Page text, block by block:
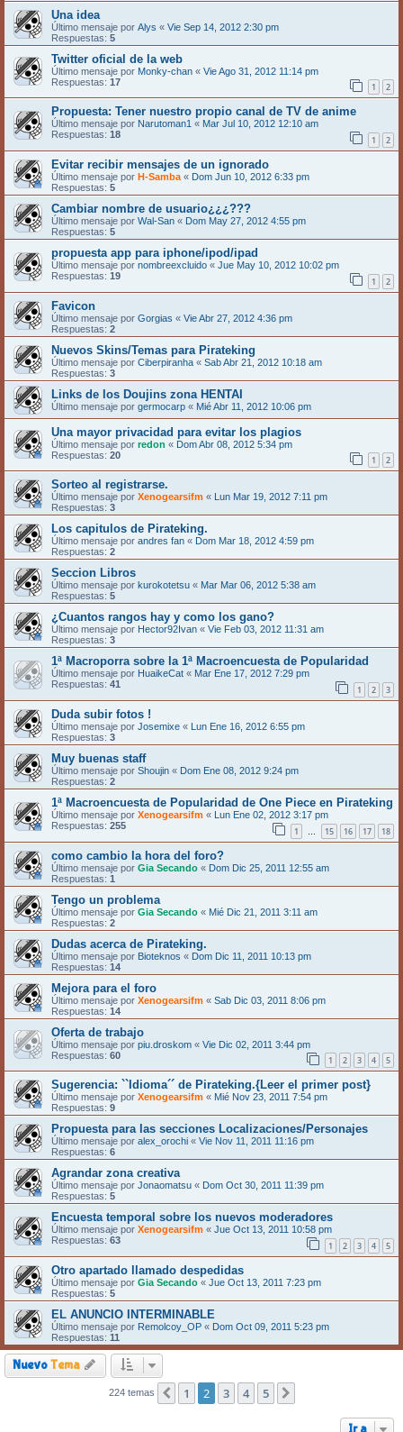
Una idea
Último mensaje por Alys « Vie Sep 14, 2012 2:30 pm
Respuestas: 5
Twitter oficial de la web
Último mensaje por Monky-chan « Vie Ago 31, 2012 11:14 pm
Respuestas: 17 1 2
Propuesta: Tener nuestro propio canal de TV de anime
Último mensaje por Narutoman1 « Mar Jul 10, 2012 12:10 am
Respuestas: 18 1 2
Evitar recibir mensajes de un ignorado
Último mensaje por H-Samba « Dom Jun 10, 2012 6:33 pm
Respuestas: 5
Cambiar nombre de usuario¿¿¿???
Último mensaje por Wal-San « Dom May 27, 2012 4:55 pm
Respuestas: 5
propuesta app para iphone/ipod/ipad
Último mensaje por nombreexcluido « Jue May 10, 2012 10:02 pm
Respuestas: 19 1 2
Favicon
Último mensaje por Gorgias « Vie Abr 27, 2012 4:36 pm
Respuestas: 2
Nuevos Skins/Temas para Pirateking
Último mensaje por Ciberpiranha « Sab Abr 21, 2012 10:18 am
Respuestas: 3
Links de los Doujins zona HENTAI
Último mensaje por germocarp « Mié Abr 11, 2012 10:06 pm
Una mayor privacidad para evitar los plagios
Último mensaje por redon « Dom Abr 08, 2012 5:34 pm
Respuestas: 20 1 2
Sorteo al registrarse.
Último mensaje por Xenogearsifm « Lun Mar 19, 2012 7:11 pm
Respuestas: 3
Los capitulos de Pirateking.
Último mensaje por andres fan « Dom Mar 18, 2012 4:59 pm
Respuestas: 2
Seccion Libros
Último mensaje por kurokotetsu « Mar Mar 06, 2012 5:38 am
Respuestas: 5
¿Cuantos rangos hay y como los gano?
Último mensaje por Hector92Ivan « Vie Feb 03, 2012 11:31 am
Respuestas: 3
1ª Macroporra sobre la 1ª Macroencuesta de Popularidad
Último mensaje por HuaikeCat « Mar Ene 17, 2012 7:29 pm
Respuestas: 41 1 2 3
Duda subir fotos !
Último mensaje por Josemixe « Lun Ene 16, 2012 6:55 pm
Respuestas: 3
Muy buenas staff
Último mensaje por Shoujin « Dom Ene 08, 2012 9:24 pm
Respuestas: 2
1ª Macroencuesta de Popularidad de One Piece en Pirateking
Último mensaje por Xenogearsifm « Lun Ene 02, 2012 3:17 pm
Respuestas: 255 1 … 15 16 17 18
como cambio la hora del foro?
Último mensaje por Gia Secando « Dom Dic 25, 2011 12:55 am
Respuestas: 1
Tengo un problema
Último mensaje por Gia Secando « Mié Dic 21, 2011 3:11 am
Respuestas: 2
Dudas acerca de Pirateking.
Último mensaje por Bioteknos « Dom Dic 11, 2011 10:13 pm
Respuestas: 14
Mejora para el foro
Último mensaje por Xenogearsifm « Sab Dic 03, 2011 8:06 pm
Respuestas: 14
Oferta de trabajo
Último mensaje por piu.droskom « Vie Dic 02, 2011 3:44 pm
Respuestas: 60 1 2 3 4 5
Sugerencia: ``Idioma´´ de Pirateking.{Leer el primer post}
Último mensaje por Xenogearsifm « Mié Nov 23, 2011 7:54 pm
Respuestas: 9
Propuesta para las secciones Localizaciones/Personajes
Último mensaje por alex_orochi « Vie Nov 11, 2011 11:16 pm
Respuestas: 6
Agrandar zona creativa
Último mensaje por Jonaomatsu « Dom Oct 30, 2011 11:39 pm
Respuestas: 5
Encuesta temporal sobre los nuevos moderadores
Último mensaje por Xenogearsifm « Jue Oct 13, 2011 10:58 pm
Respuestas: 63 1 2 3 4 5
Otro apartado llamado despedidas
Último mensaje por Gia Secando « Jue Oct 13, 2011 7:23 pm
Respuestas: 5
EL ANUNCIO INTERMINABLE
Último mensaje por Remolcoy_OP « Dom Oct 09, 2011 5:23 pm
Respuestas: 11
NuevoTema
224 temas Anterior
1 2 3 4 5